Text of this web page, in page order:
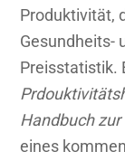
Produktivität,
Gesundheits-
Preisstatistik.
Handbuch
eines